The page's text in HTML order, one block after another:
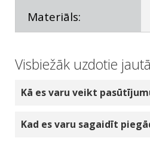
Materiāls:
Visbiežāk uzdotie
Kā es varu veikt
Izvēlieties produktu
tiks pievienota jūsu
Kad es varu sagaidīt